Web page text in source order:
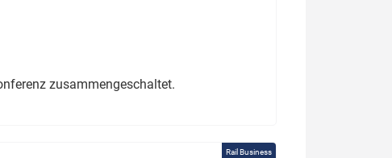
zusammengeschaltet.
Rail Business